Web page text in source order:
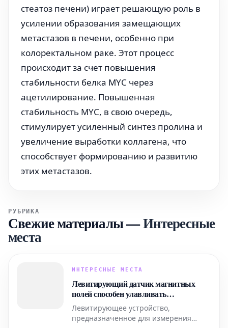
стеатоз печени) играет решающую роль в
усилении образования замещающих
метастазов в печени, особенно при
колоректальном раке. Этот процесс
происходит за счет повышения
стабильности белка MYC через
ацетилирование. Повышенная
стабильность MYC, в свою очередь,
стимулирует усиленный синтез пролина и
увеличение выработки коллагена, что
способствует формированию и развитию
этих метастазов.
РУБРИКА
Свежие материалы—Интересные
места
ИНТЕРЕСНЫЕ МЕСТА
Левитирующий датчик магнитных
полей способен улавливать
сверхслабую активность мозга
Левитирующее устройство,
предназначенное для измерения